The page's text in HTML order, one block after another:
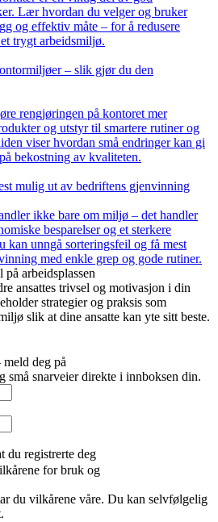
Lær hvordan du velger og bruker
og effektiv måte – for å redusere
trygt arbeidsmiljø.
– slik gjør du den
rengjøringen på kontoret mer
og utstyr til smartere rutiner og
viser hvordan små endringer kan gi
bekostning av kvaliteten.
mulig ut av bedriftens gjenvinning
ikke bare om miljø – det handler
besparelser og et sterkere
kan unngå sorteringsfeil og få mest
med enkle grep og gode rutiner.
arbeidsplassen
ansattes trivsel og motivasjon i din
strategier og praksis som
slik at dine ansatte kan yte sitt beste.
deg på
små snarveier direkte i innboksen din.
du registrerte deg
for bruk og
du vilkårene våre. Du kan selvfølgelig